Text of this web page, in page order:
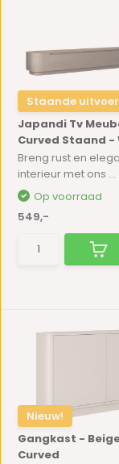
Staande
Japandi Tv
Curved Staand -
Breng rust en
interieur met ons ...
Op voorraad
549,-
Nieuw!
Gangkast -
Curved